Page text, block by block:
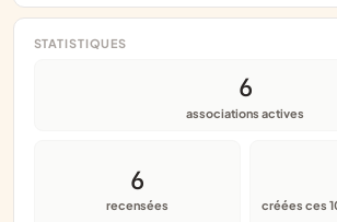
STATISTIQUES
6
associations actives
6
recensées créées ces